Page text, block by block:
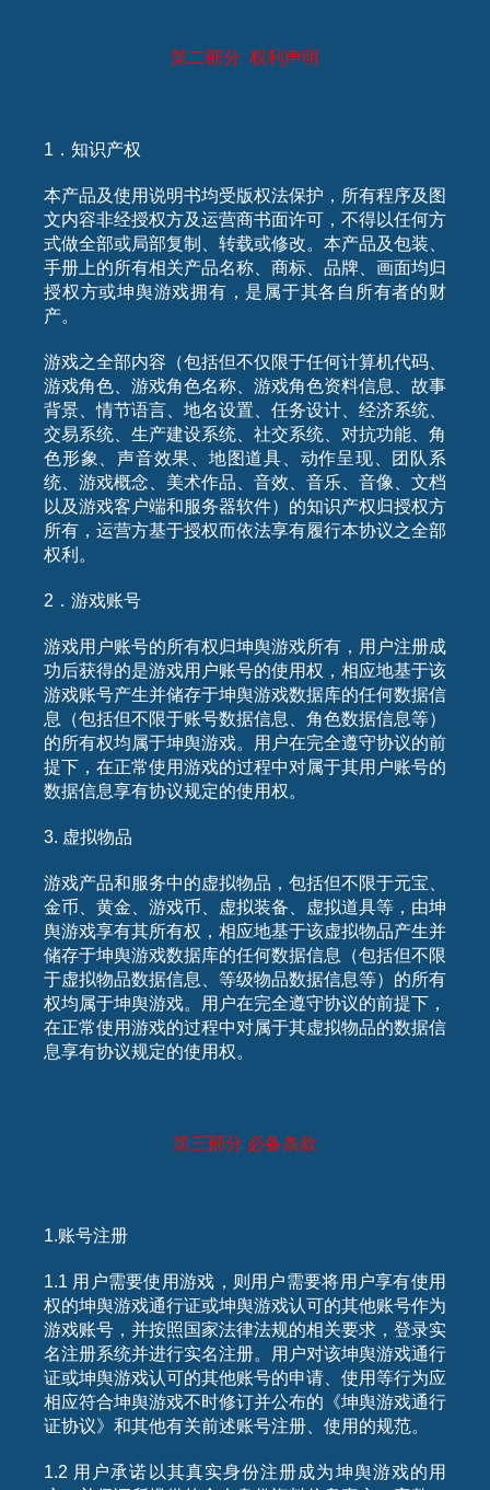
第二部分 权利声明
1．知识产权
本产品及使用说明书均受版权法保护，所有程序及图
文内容非经授权方及运营商书面许可，不得以任何方
式做全部或局部复制、转载或修改。本产品及包装、
手册上的所有相关产品名称、商标、品牌、画面均归
授权方或坤舆游戏拥有，是属于其各自所有者的财
产。
游戏之全部内容（包括但不仅限于任何计算机代码、
游戏角色、游戏角色名称、游戏角色资料信息、故事
背景、情节语言、地名设置、任务设计、经济系统、
交易系统、生产建设系统、社交系统、对抗功能、角
色形象、声音效果、地图道具、动作呈现、团队系
统、游戏概念、美术作品、音效、音乐、音像、文档
以及游戏客户端和服务器软件）的知识产权归授权方
所有，运营方基于授权而依法享有履行本协议之全部
权利。
2．游戏账号
游戏用户账号的所有权归坤舆游戏所有，用户注册成
功后获得的是游戏用户账号的使用权，相应地基于该
游戏账号产生并储存于坤舆游戏数据库的任何数据信
息（包括但不限于账号数据信息、角色数据信息等）
的所有权均属于坤舆游戏。用户在完全遵守协议的前
提下，在正常使用游戏的过程中对属于其用户账号的
数据信息享有协议规定的使用权。
3. 虚拟物品
游戏产品和服务中的虚拟物品，包括但不限于元宝、
金币、黄金、游戏币、虚拟装备、虚拟道具等，由坤
舆游戏享有其所有权，相应地基于该虚拟物品产生并
储存于坤舆游戏数据库的任何数据信息（包括但不限
于虚拟物品数据信息、等级物品数据信息等）的所有
权均属于坤舆游戏。用户在完全遵守协议的前提下，
在正常使用游戏的过程中对属于其虚拟物品的数据信
息享有协议规定的使用权。
第三部分 必备条款
1.账号注册
1.1 用户需要使用游戏，则用户需要将用户享有使用
权的坤舆游戏通行证或坤舆游戏认可的其他账号作为
游戏账号，并按照国家法律法规的相关要求，登录实
名注册系统并进行实名注册。用户对该坤舆游戏通行
证或坤舆游戏认可的其他账号的申请、使用等行为应
相应符合坤舆游戏不时修订并公布的《坤舆游戏通行
证协议》和其他有关前述账号注册、使用的规范。
1.2 用户承诺以其真实身份注册成为坤舆游戏的用